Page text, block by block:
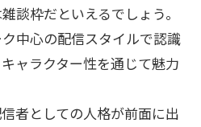
談枠だといえるでしょう。
中心の配信スタイルで認識
ャラクター性を通じて魅力
者としての人格が前面に出